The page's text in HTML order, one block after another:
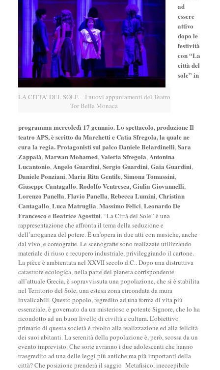
LA CITTA’ DEL SOLE – I nuovi appuntamenti del Teatro
Tor Bella Monaca
ad
essere
attivo
dopo le
festività
con “La
città del
sole” in
programma mercoledì 17 gennaio. Lo spettacolo, produzione Il
teatro APS, è scritto da Marchetti e Catia Sfregola, la quale ne
cura la regia. Protagonisti sul palco Daniele Belardinelli,Sara
Zappalà,Marwan Mohamed,Valeria Sfregola, Antonina
Lucantonio, Angelo Guardini,Sergio Guardini,Gaia Guardini,
Daniele Ponziani,Maria Rita Gentile,Simona Tomassini,
Giuseppe Cantagallo,Rodolfo Ventresca,Giulia Giovannelli,
Lorenzo Panella,Flavio Panella,Rebecca Lumini,Christian
Cantagallo,Luca Matruglia,Massimo Felici,Leonardo De
Francesco e Beatrice Agostini. “La Città del Sole” è una
rappresentazione che affronta il tema della seduzione e
dell’arroganza del potere. È un’opera in due atti con musiche, anche
dal vivo, e coreografie. Le scenografie sono realizzate utilizzando
materiale di riuso e recupero industriale, privileggiando il cartone.
La pièce è ambientata nel XXVII secolo d.C.. Dopo una distruttiva
catastrofe ecologica, nella parte del pianeta corrispondente
all’attuale Grecia, è sopravvissuta una popolazione, che si è stabilita
nel Territorio del Sole, una estesa zona circondata da mura
invalicabili. Questo popolo, regredito ad una forma di vita più
essenziale, è governato da un misterioso e potente Signore, che lo ha
ricondotto ad un buon livello di civiltà e cultura. L’obiettivo
primario di questa società é rivolto alla realizzazione ed alla felicità
dei suoi abitanti. La serenità della popolazione è, però, scossa da un
evento imprevisto. Che sorte avranno i due adolescenti che hanno
trasgredito ad una delle leggi più antiche ma più importanti della
città? Che posizione prenderà il saggio Metafisico, ineccepibile